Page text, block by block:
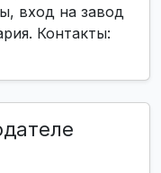
вход на завод
Контакты: